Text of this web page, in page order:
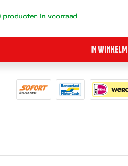
producten in voorraad
IN